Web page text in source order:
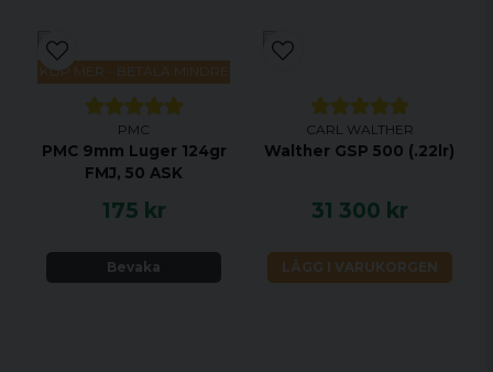
KÖP MER - BETALA MINDRE
PMC
PMC 9mm Luger 124gr
FMJ, 50 ASK
175 kr
Bevaka
CARL WALTHER
Walther GSP 500 (.22lr)
31 300 kr
LÄGG I VARUKORGEN